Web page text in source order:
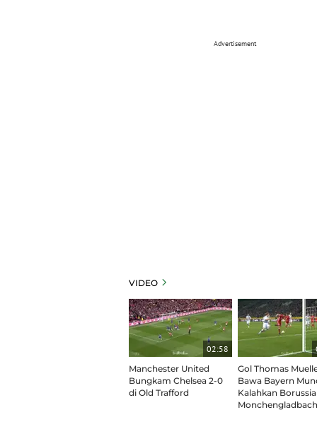
Advertisement
VIDEO
02:58
Manchester United
Bungkam Chelsea 2-0
di Old Trafford
Gol Thomas
Bawa Bayern
Kalahkan Borussia